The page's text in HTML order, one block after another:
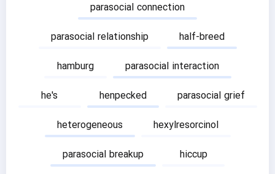
parasocial connection
parasocial relationship
half-breed
hamburg
parasocial interaction
he's
henpecked
parasocial grief
heterogeneous
hexylresorcinol
parasocial breakup
hiccup